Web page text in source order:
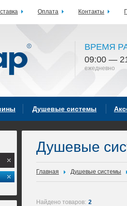
ВРЕМЯ
09:00 —
ежедневно
Душевые системы
Душевые
Главная Душевые системы
Найдено товаров: 2
Оплата Контакты